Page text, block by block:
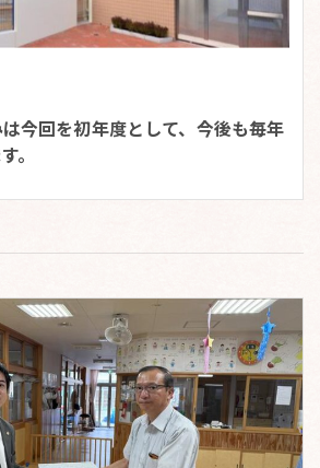
今回を初年度として、今後も毎年
。